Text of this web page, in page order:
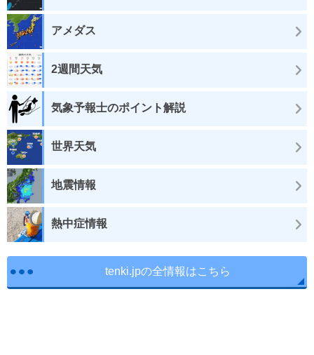
アメダス
2週間天気
気象予報士のポイント解説
世界天気
地震情報
熱中症情報
tenki.jpの全情報はこちら